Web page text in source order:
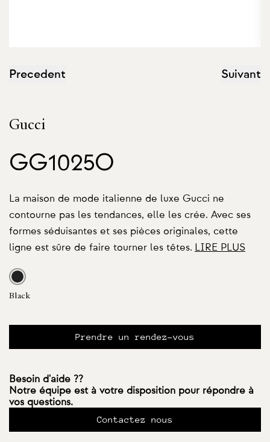
Precedent Suivant
Gucci
GG1025O
La maison de mode italienne de luxe Gucci ne
contourne pas les tendances, elle les crée. Avec ses
formes séduisantes et ses pièces originales, cette
ligne est sûre de faire tourner les têtes.
LIRE PLUS
Black
Prendre un rendez-vous
Besoin d'aide ??
Notre équipe est à votre disposition pour répondre à
vos questions.
Contactez nous